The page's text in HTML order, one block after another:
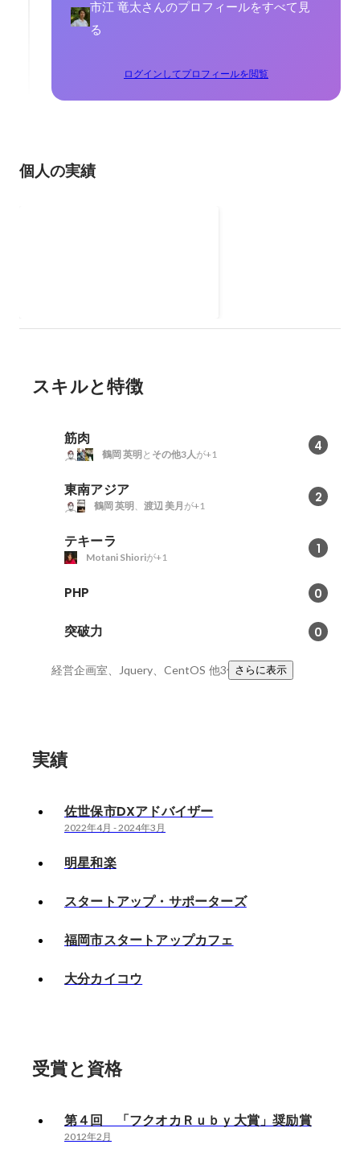
市江 竜太さんのプロフィールをすべて見
る
ログインしてプロフィールを閲覧
個人の実績
スキルと特徴
筋肉 4
鶴岡 英明 と その他3人が+1
東南アジア 2
鶴岡 英明 、 渡辺 美月 が+1
テキーラ 1
Motani Shioriが+1
PHP 0
突破力 0
経営企画室、Jquery、CentOS 他3件さらに表示
実績
佐世保市DXアドバイザー
2022年4月 -2024年3月
明星和楽
スタートアップ・サポーターズ
福岡市スタートアップカフェ
大分カイコウ
受賞と資格
第４回 「フクオカＲｕｂｙ大賞」奨励賞
2012年2月